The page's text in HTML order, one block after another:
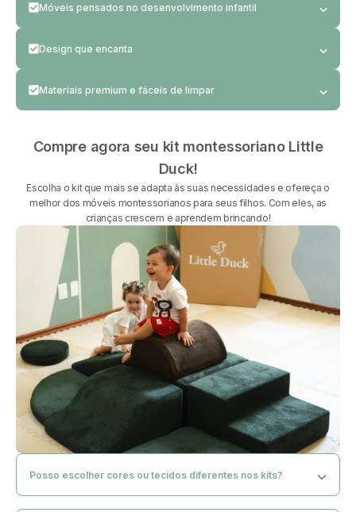
Móveis pensados no desenvolvimento infantil
projetado para contribuir no processo imaginativo, criativo
explorar e garante tempo fora das telas, essencial nos
nossos dias.
Design que encanta
para dar o toque elegante que complementa o quartinho
Materiais premium e fáceis de limpar
disso, possuem zíper escondido e são de fácil
No dia a dia basta passar aspirador e evitar o contato com a
luz direta do sol e, caso manche, use delicadamente água
e sabão neutro.
Compre agora seu kit montessoriano Little
Duck!
Escolha o kit que mais se adapta às suas necessidades e ofereça o
melhor dos móveis montessorianos para seus filhos. Com eles, as
crianças crescem e aprendem brincando!
Posso escolher cores ou tecidos diferentes nos kits?